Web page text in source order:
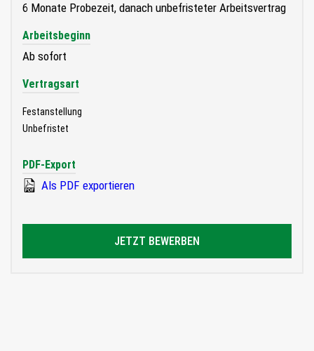
6 Monate Probezeit, danach unbefristeter Arbeitsvertrag
Arbeitsbeginn
Ab sofort
Vertragsart
Festanstellung
Unbefristet
PDF-Export
Als PDF exportieren
JETZT BEWERBEN